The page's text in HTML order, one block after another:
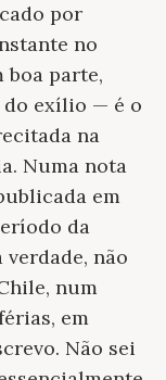
por
no
boa parte,
exílio — é o
na
Numa nota
em
da
verdade, não
num
em
Não sei